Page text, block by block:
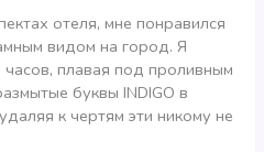
отеля, мне понравился
видом на город. Я
плавая под проливным
буквы INDIGO в
к чертям эти никому не